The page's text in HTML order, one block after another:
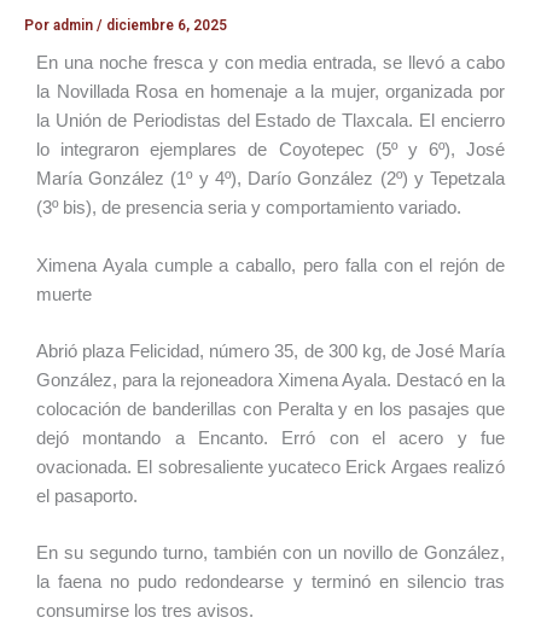
Por admin / diciembre 6, 2025
En una noche fresca y con media entrada, se llevó a cabo
la Novillada Rosa en homenaje a la mujer, organizada por
la Unión de Periodistas del Estado de Tlaxcala. El encierro
lo integraron ejemplares de Coyotepec (5º y 6º), José
María González (1º y 4º), Darío González (2º) y Tepetzala
(3º bis), de presencia seria y comportamiento variado.
Ximena Ayala cumple a caballo, pero falla con el rejón de
muerte
Abrió plaza Felicidad, número 35, de 300 kg, de José María
González, para la rejoneadora Ximena Ayala. Destacó en la
colocación de banderillas con Peralta y en los pasajes que
dejó montando a Encanto. Erró con el acero y fue
ovacionada. El sobresaliente yucateco Erick Argaes realizó
el pasaporto.
En su segundo turno, también con un novillo de González,
la faena no pudo redondearse y terminó en silencio tras
consumirse los tres avisos.